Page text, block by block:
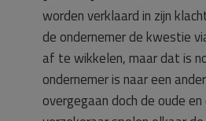
worden verklaard in zijn
de ondernemer de kwestie
af te wikkelen, maar dat is
ondernemer is naar een
overgegaan doch de oude